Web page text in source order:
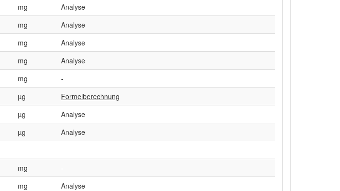
mg
Analyse
mg
Analyse
mg
Analyse
mg
Analyse
mg
-
µg
Formelberechnung
µg
Analyse
µg
Analyse
mg
-
mg
Analyse